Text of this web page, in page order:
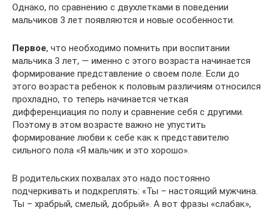
Однако, по сравнению с двухлетками в поведении
мальчиков 3 лет появляются и новые особенности.
Первое, что необходимо помнить при воспитании
мальчика 3 лет, — именно с этого возраста начинается
формирование представление о своем поле. Если до
этого возраста ребенок к половым различиям относился
прохладно, то теперь начинается четкая
дифференциация по полу и сравнение себя с другими.
Поэтому в этом возрасте важно не упустить
формирование любви к себе как к представителю
сильного пола «Я мальчик и это хорошо».
В родительских похвалах это надо постоянно
подчеркивать и подкреплять: «Ты – настоящий мужчина.
Ты – храбрый, смелый, добрый». А вот фразы «слабак»,